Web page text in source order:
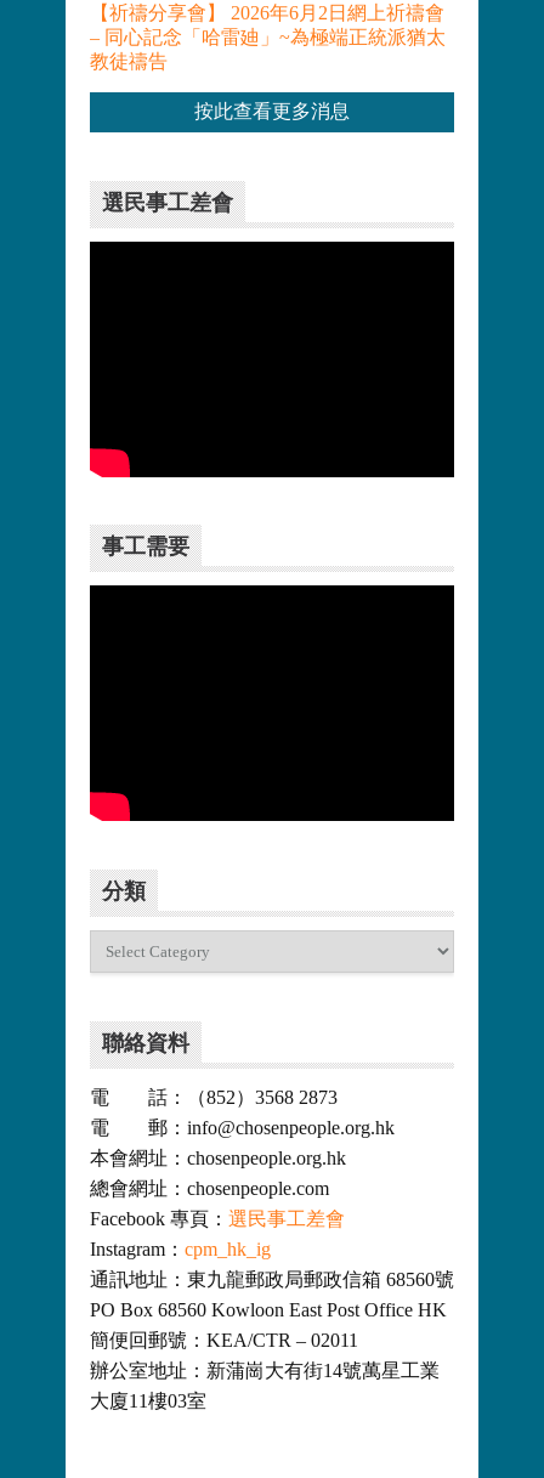
【祈禱分享會】 2026年6月2日網上祈禱會
– 同心記念「哈雷廸」~為極端正統派猶太
教徒禱告
按此查看更多消息
選民事工差會
事工需要
分類
聯絡資料
電 話：（852）3568 2873
電 郵：info@chosenpeople.org.hk
本會網址：chosenpeople.org.hk
總會網址：chosenpeople.com
Facebook 專頁： 選民事工差會
Instagram： cpm_hk_ig
通訊地址：東九龍郵政局郵政信箱 68560號
PO Box 68560 Kowloon East Post Office HK
簡便回郵號：KEA/CTR – 02011
辦公室地址：新蒲崗大有街14號萬星工業
大廈11樓03室